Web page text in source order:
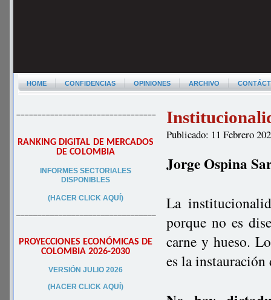
HOME CONFIDENCIAS OPINIONES ARCHIVO
–––––––––––––––––––––––––––––––––
RANKING DIGITAL DE MERCADOS
DE COLOMBIA
INFORMES SECTORIALES
DISPONIBLES
(HACER CLICK AQUÍ)
–––––––––––––––––––––––––––––––––
PROYECCIONES ECONÓMICAS DE
COLOMBIA 2026-2030
VERSIÓN JULIO 2026
(HACER CLICK AQUÍ)
Publicado: 11 Febrero
Jorge Ospina
La
porque no es
carne y hueso.
es la